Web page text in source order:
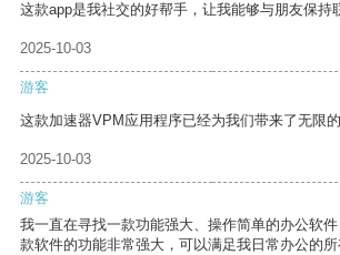
这款app是我社交的好帮手，让我能够与朋友保持
2025-10-03
游客
这款加速器VPM应用程序已经为我们带来了无限的
2025-10-03
游客
我一直在寻找一款功能强大、操作简单的办公软
款软件的功能非常强大，可以满足我日常办公的